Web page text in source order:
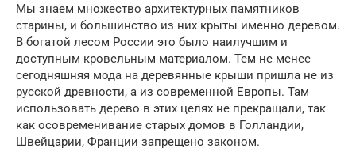
Мы знаем множество архитектурных памятников
старины, и большинство из них крыты именно деревом.
В богатой лесом России это было наилучшим и
доступным кровельным материалом. Тем не менее
сегодняшняя мода на деревянные крыши пришла не из
русской древности, а из современной Европы. Там
использовать дерево в этих целях не прекращали, так
как осовременивание старых домов в Голландии,
Швейцарии, Франции запрещено законом.